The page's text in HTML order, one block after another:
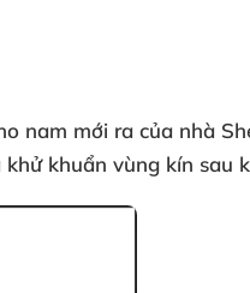
nam mới ra của nhà
khuẩn vùng kín sau